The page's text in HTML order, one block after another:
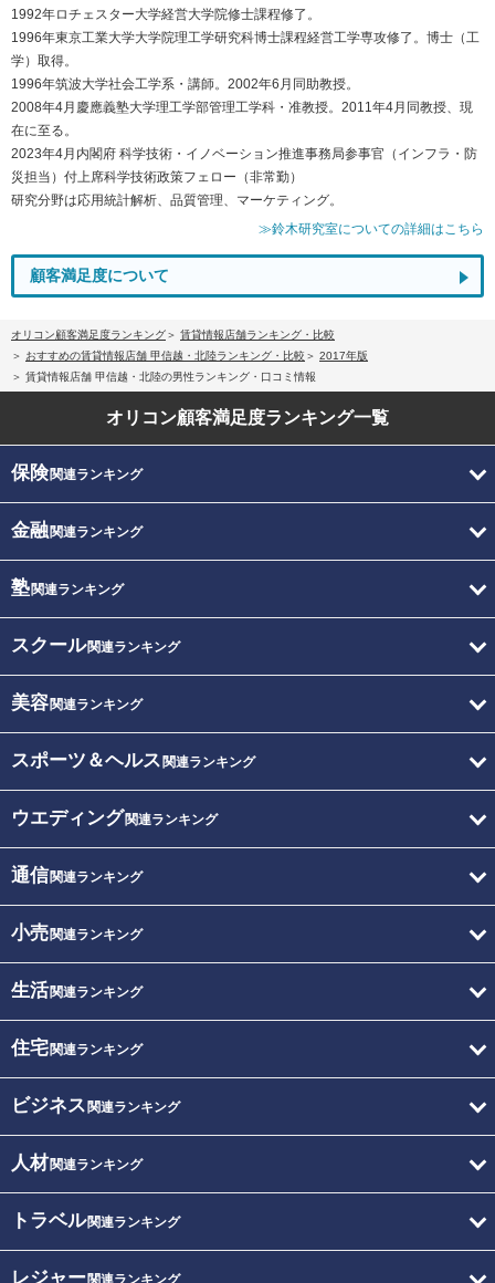
1992年ロチェスター大学経営大学院修士課程修了。
1996年東京工業大学大学院理工学研究科博士課程経営工学専攻修了。博士（工
学）取得。
1996年筑波大学社会工学系・講師。2002年6月同助教授。
2008年4月慶應義塾大学理工学部管理工学科・准教授。2011年4月同教授、現
在に至る。
2023年4月内閣府 科学技術・イノベーション推進事務局参事官（インフラ・防
災担当）付上席科学技術政策フェロー（非常勤）
研究分野は応用統計解析、品質管理、マーケティング。
≫鈴木研究室についての詳細はこちら
顧客満足度について
オリコン顧客満足度ランキング
賃貸情報店舗ランキング・比較
おすすめの賃貸情報店舗 甲信越・北陸ランキング・比較
2017年版
賃貸情報店舗 甲信越・北陸の男性ランキング・口コミ情報
オリコン顧客満足度ランキング一覧
保険関連ランキング
金融関連ランキング
塾関連ランキング
スクール関連ランキング
美容関連ランキング
スポーツ＆ヘルス 関連ランキング
ウエディング関連ランキング
通信関連ランキング
小売関連ランキング
生活関連ランキング
住宅関連ランキング
ビジネス 関連ランキング
人材関連ランキング
トラベル関連ランキング
レジャー